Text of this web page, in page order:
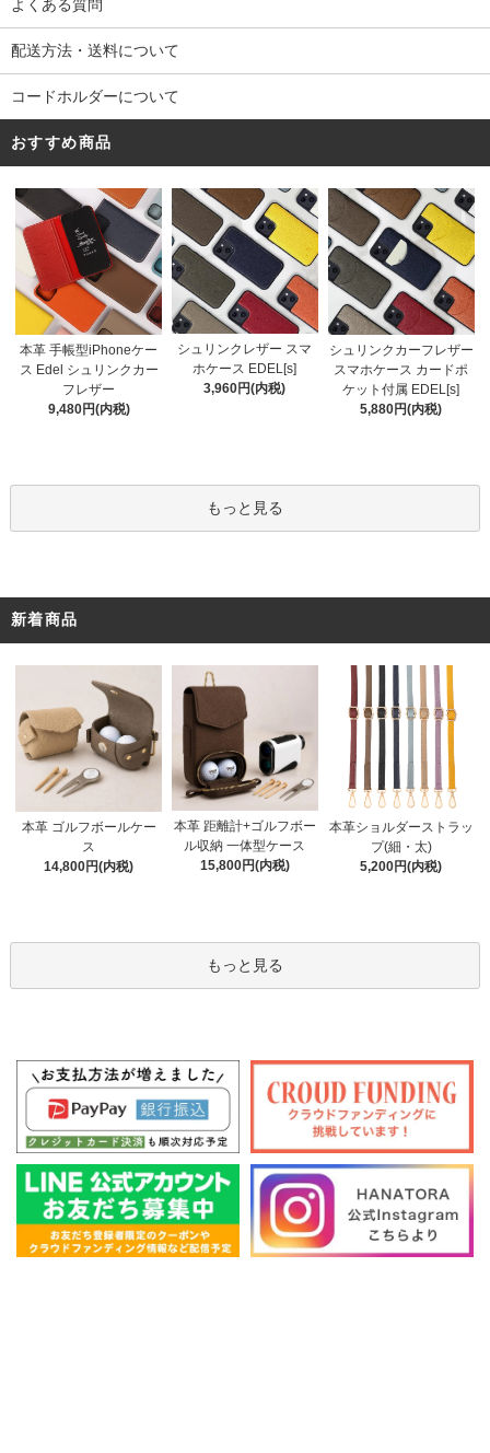
よくある質問
配送方法・送料について
コードホルダーについて
おすすめ商品
本革 手帳型iPhoneケー
ス Edel シュリンクカー
フレザー
9,480円(内税)
シュリンクレザー スマ
ホケース EDEL[s]
3,960円(内税)
シュリンクカーフレザー
スマホケース カードポ
ケット付属 EDEL[s]
5,880円(内税)
もっと見る
新着商品
本革 ゴルフボールケー
ス
14,800円(内税)
本革 距離計+ゴルフボー
ル収納 一体型ケース
15,800円(内税)
本革ショルダーストラッ
プ(細・太)
5,200円(内税)
もっと見る